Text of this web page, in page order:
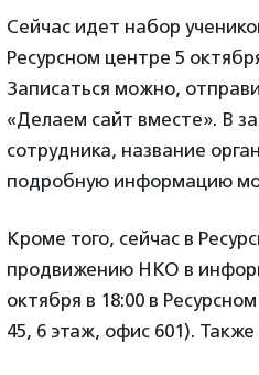
Сейчас идет набор
Ресурсном центре 5
Записаться можно,
«Делаем сайт вместе». В
сотрудника, название
подробную информацию
Кроме того, сейчас в
продвижению НКО в
октября в 18:00 в
45, 6 этаж, офис 601).